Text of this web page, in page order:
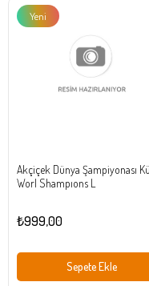
Akçiçek Dünya Şampiyonası
Worl Shampıons L
₺999,00
Sepete Ekle
Yeni